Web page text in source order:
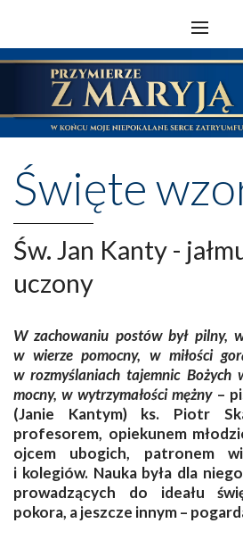
Święte
Św. Jan Kanty -
uczony
W zachowaniu postów był pilny,
w wierze pomocny, w miłości
w rozmyślaniach tajemnic Bożych
mocny, w wytrzymałości mężny–
(Janie Kantym) ks. Piotr
profesorem, opiekunem
ojcem ubogich, patronem
i kolegiów. Nauka była dla
prowadzących do ideału
pokora, a jeszcze innym –